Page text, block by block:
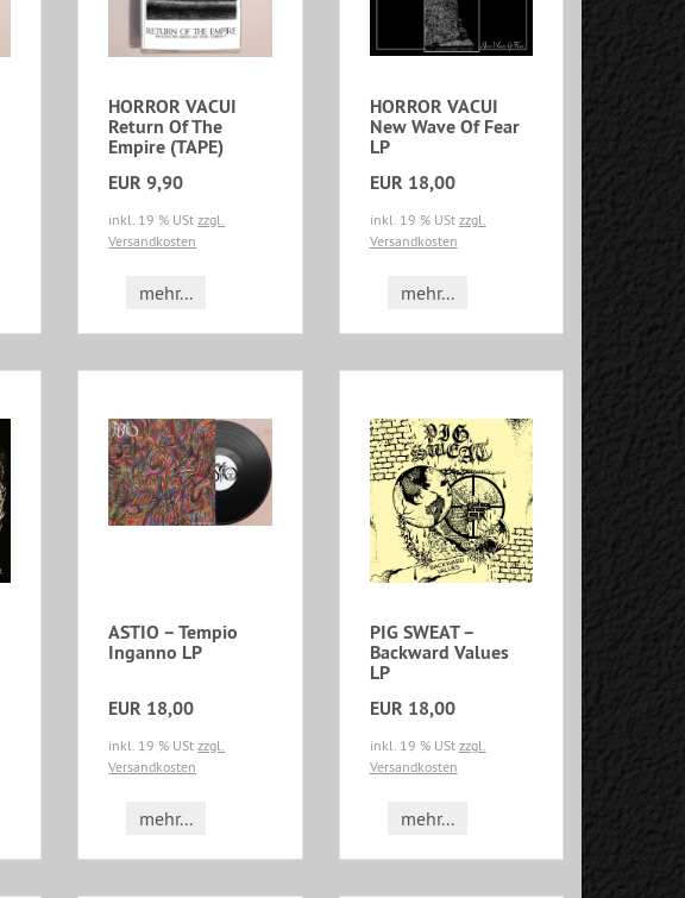
HORROR VACUI
Return Of The
Empire (TAPE)
EUR 9,90
inkl. 19 % UStzzgl.
Versandkosten
mehr...
HORROR VACUI
New Wave Of Fear
LP
EUR 18,00
inkl. 19 % USt zzgl.
Versandkosten
mehr...
ASTIO – Tempio
Inganno LP
EUR 18,00
inkl. 19 % UStzzgl.
Versandkosten
mehr...
PIG SWEAT –
Backward Values
LP
EUR 18,00
inkl. 19 % USt zzgl.
Versandkosten
mehr...